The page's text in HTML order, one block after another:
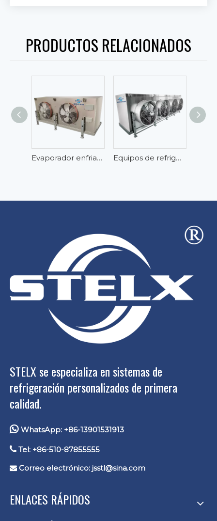
PRODUCTOS RELACIONADOS
Evaporador enfriador de aire cúbico con intercambiador de calor eficiente para almacenamiento en cámara frigorífica Equipos de refrigeración Almacenamiento en frío de baja temperatura Congelador rápido impactante
STELX se especializa en sistemas de
refrigeración personalizados de primera
calidad.
 WhatsApp: +86-13901531913
 Tel: +86-510-87855555
 Correo electrónico: jsstl@sina.com
ENLACES RÁPIDOS